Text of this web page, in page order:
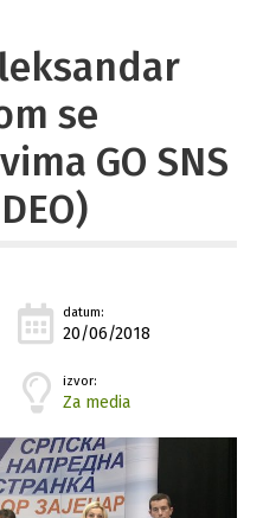
se
GO SNS
datum:
20/06/2018
izvor:
Za media